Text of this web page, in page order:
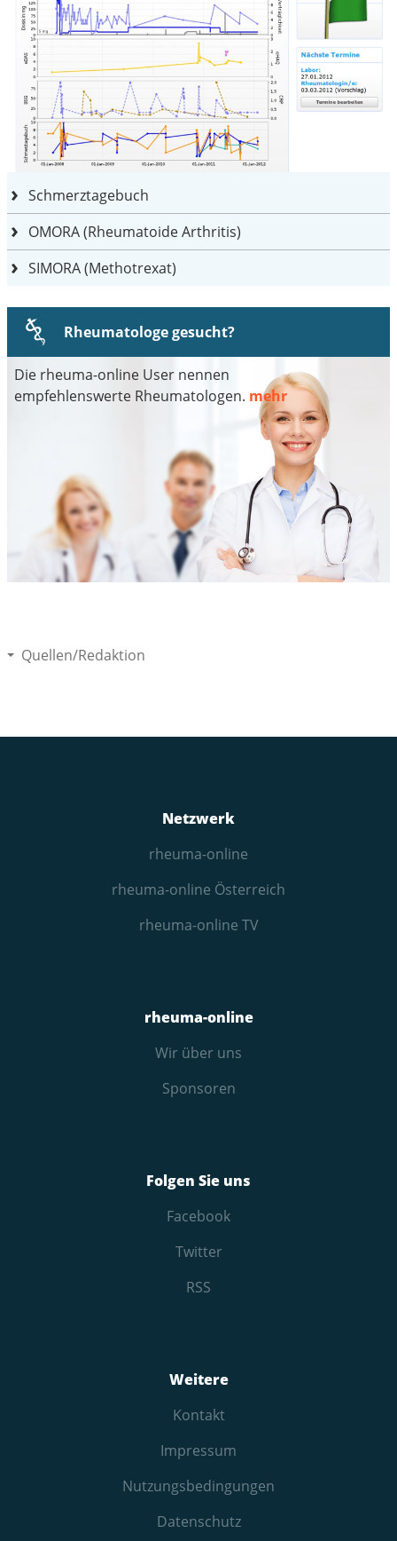
Schmerztagebuch
OMORA (Rheumatoide Arthritis)
SIMORA (Methotrexat)
Rheumatologe gesucht?
Die rheuma-online User nennen
empfehlenswerte Rheumatologen. mehr
Quellen/Redaktion
Netzwerk
rheuma-online
rheuma-online Österreich
rheuma-online TV
rheuma-online
Wir über uns
Sponsoren
Folgen Sie uns
Facebook
Twitter
RSS
Weitere
Kontakt
Impressum
Nutzungs­bedingungen
Datenschutz